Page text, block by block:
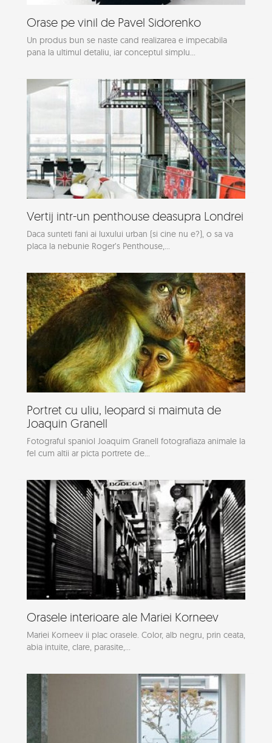
Orase pe vinil de Pavel Sidorenko
Un produs bun se naste cand realizarea e impecabila
pana la ultimul detaliu, iar conceptul simplu...
Vertij intr-un penthouse deasupra Londrei
Daca sunteti fani ai luxului urban (si cine nu e?), o sa va
placa la nebunie Roger’s Penthouse,...
Portret cu uliu, leopard si maimuta de
Joaquin Granell
Fotograful spaniol Joaquim Granell fotografiaza animale la
fel cum altii ar picta portrete de...
Orasele interioare ale Mariei Korneev
Mariei Korneev ii plac orasele. Color, alb negru, prin ceata,
abia intuite, clare, parasite,...